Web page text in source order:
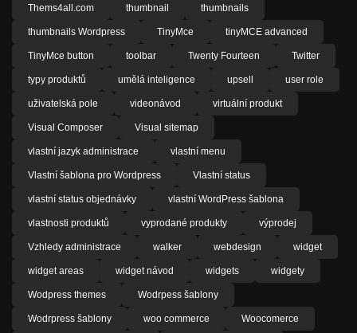
Thems4all.com thumbnail thumbnails
thumbnails Wordpress TinyMce tinyMCE advanced
TinyMce button toolbar Twenty Fourteen Twitter
typy produktů umělá inteligence upsell user role
uživatelská pole videonávod virtuální produkt
Visual Composer Visual sitemap
vlastní jazyk administrace vlastní menu
Vlastní šablona pro Wordpress Vlastní status
vlastní status objednávky vlastní WordPress šablona
vlastnosti produktů vyprodané produkty výprodej
Vzhledy administrace walker webdesign widget
widget areas widget návod widgets widgety
Wodpress themes Wodrpess šablony
Wodrpress šablony woo commerce Woocomerce